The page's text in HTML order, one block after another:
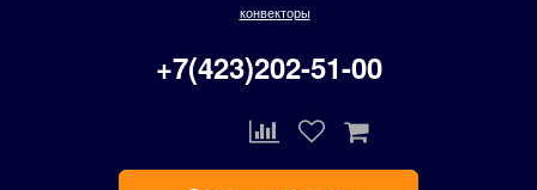
конвекторы
+7(423)202-51-00